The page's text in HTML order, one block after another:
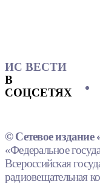
ИС ВЕСТИ
В
СОЦСЕТЯХ
© Сетевое издание
«Федеральное
Всероссийская
радиовещательная